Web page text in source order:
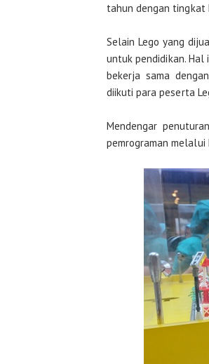
tahun dengan tingkat
Selain Lego yang
untuk pendidikan. Hal
bekerja sama
diikuti para peserta
Mendengar
pemrograman